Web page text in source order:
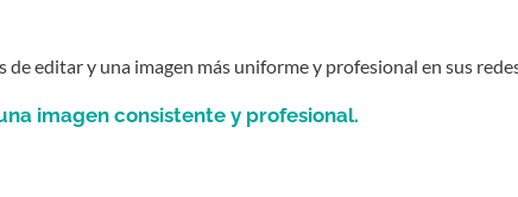
de editar y una imagen más uniforme y profesional en sus
imagen consistente y profesional.